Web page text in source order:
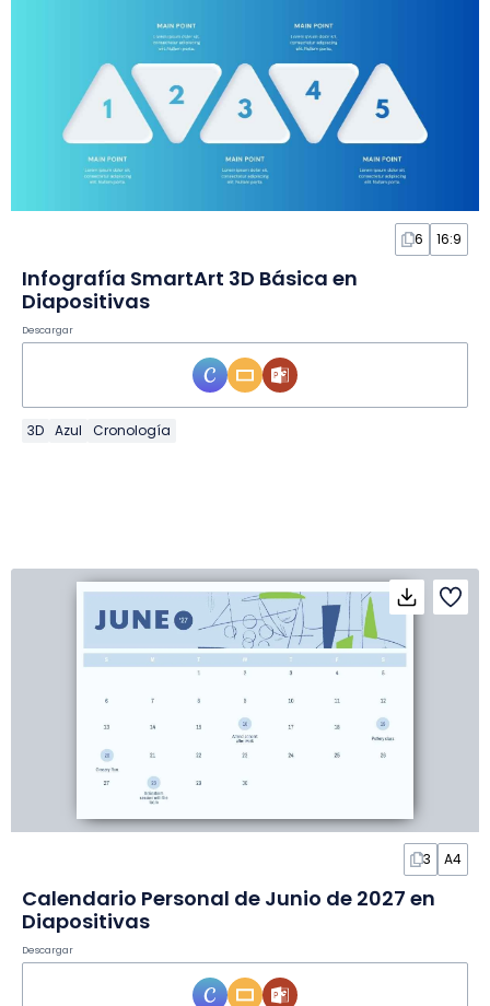
6 16:9
Infografía SmartArt 3D Básica en
Diapositivas
Descargar
3D Azul Cronología
3 A4
Calendario Personal de Junio de 2027 en
Diapositivas
Descargar